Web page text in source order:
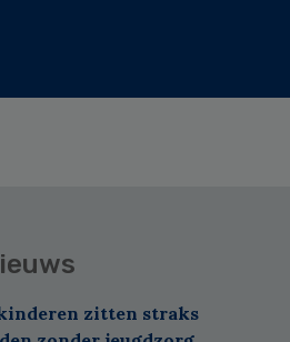
zitten straks